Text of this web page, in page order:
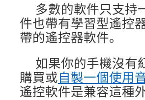
多數的軟件只支持
件也帶有學習型遙控
帶的遙控器軟件。
如果你的手機沒有
購買或自製一個使用
遙控軟件是兼容這種